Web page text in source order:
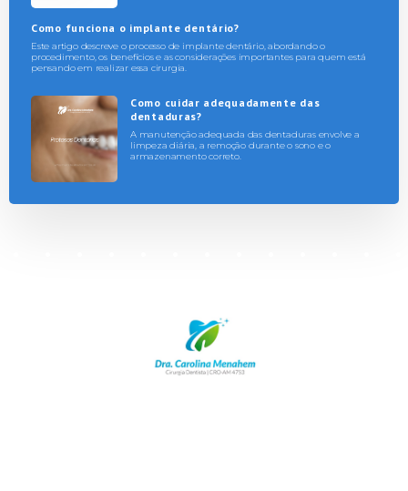
Como funciona o implante dentário?
Este artigo descreve o processo de implante dentário, abordando o
procedimento, os benefícios e as considerações importantes para quem está
pensando em realizar essa cirurgia.
Como cuidar adequadamente das
dentaduras?
A manutenção adequada das dentaduras envolve a
limpeza diária, a remoção durante o sono e o
armazenamento correto.